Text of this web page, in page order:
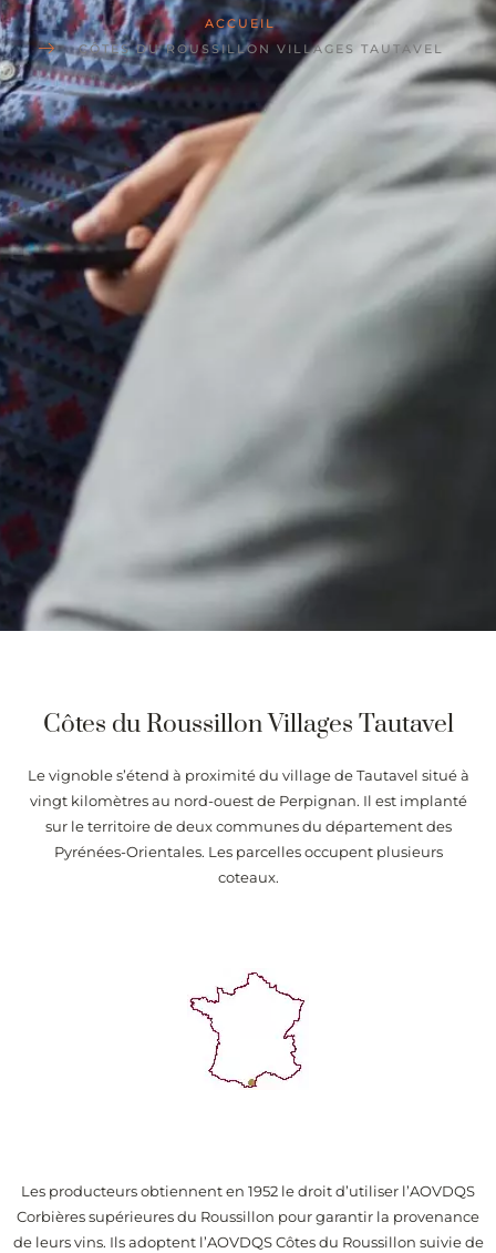
ACCUEIL
CÔTES DU ROUSSILLON VILLAGES TAUTAVEL
Côtes du Roussillon Villages Tautavel
Le vignoble s’étend à proximité du village de Tautavel situé à
vingt kilomètres au nord-ouest de Perpignan. Il est implanté
sur le territoire de deux communes du département des
Pyrénées-Orientales. Les parcelles occupent plusieurs
coteaux.
Les producteurs obtiennent en 1952 le droit d’utiliser l’AOVDQS
Corbières supérieures du Roussillon pour garantir la provenance
de leurs vins. Ils adoptent l’AOVDQS Côtes du Roussillon suivie de